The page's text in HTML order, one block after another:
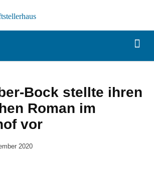
Bock stellte ihren
Roman im
vor
2020